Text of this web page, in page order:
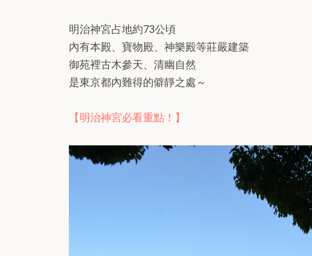
明治神宮占地約73公頃
內有本殿、寶物殿、神樂殿等莊嚴建築
御苑裡古木參天、清幽自然
是東京都內難得的僻靜之處～
【明治神宮必看重點！】